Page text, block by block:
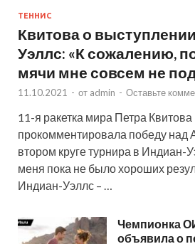
ТЕННИС
Квитова о
Уэллс: «К сожалению,
мячи мне совсем не
11.10.2021 - от admin - Оставьте
11-я ракетка мира Петра Квитова
прокомментировала победу над
втором круге турнира в Индиан-
меня пока не было хороших
Индиан-Уэллс – …
Чемпионка
объявила о